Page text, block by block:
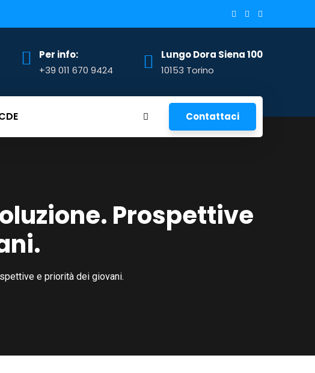
Per info:
+39 011 670 9424
Lungo Dora Siena 100
10153 Torino
Contattaci
Prospettive
e priorità dei giovani.